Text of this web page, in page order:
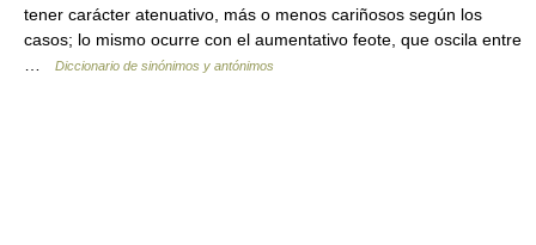
tener carácter atenuativo, más o menos cariñosos según los
casos; lo mismo ocurre con el aumentativo feote, que oscila entre
Diccionario de sinónimos y antónimos